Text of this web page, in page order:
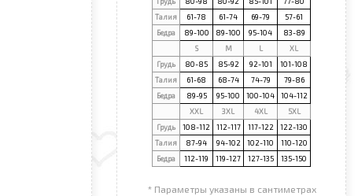
Талия
61-78 61-74 69-79
57-61
Бедра
89-100 89-100 95-104
83-89
S
М L
XL
Грудь
80-85 85-92 92-101
101-108
Талия
61-68 68-74 74-79
79-86
Бедра
89-95 95-100 100-104
104-112
XXL
3XL 4XL
5XL
Грудь
108-112 112-117 117-122
122-130
Талия
87-94 94-102 102-110
110-120
Бедра
112-119 119-127 127-135 135-150
* Параметры указаны в сантиметрах